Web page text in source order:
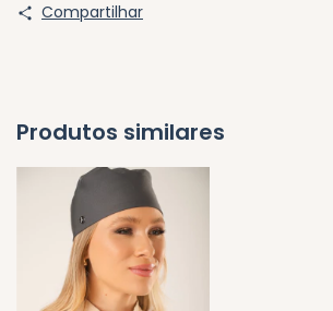
Compartilhar
Produtos similares